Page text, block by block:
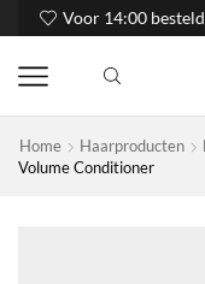
Voor 14:00
Home Haarproducten
Volume Conditioner